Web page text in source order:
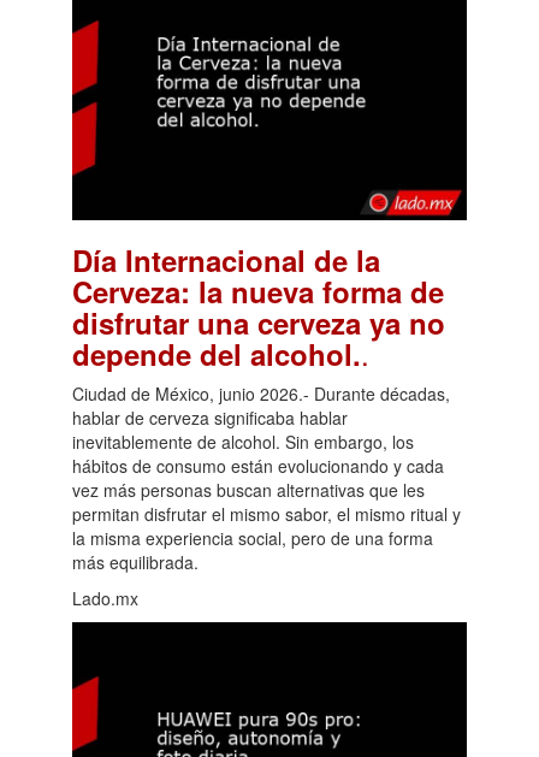
Día Internacional de la
Cerveza: la nueva forma de
disfrutar una cerveza ya no
depende del alcohol..
Ciudad de México, junio 2026.- Durante décadas,
hablar de cerveza significaba hablar
inevitablemente de alcohol. Sin embargo, los
hábitos de consumo están evolucionando y cada
vez más personas buscan alternativas que les
permitan disfrutar el mismo sabor, el mismo ritual y
la misma experiencia social, pero de una forma
más equilibrada.
Lado.mx